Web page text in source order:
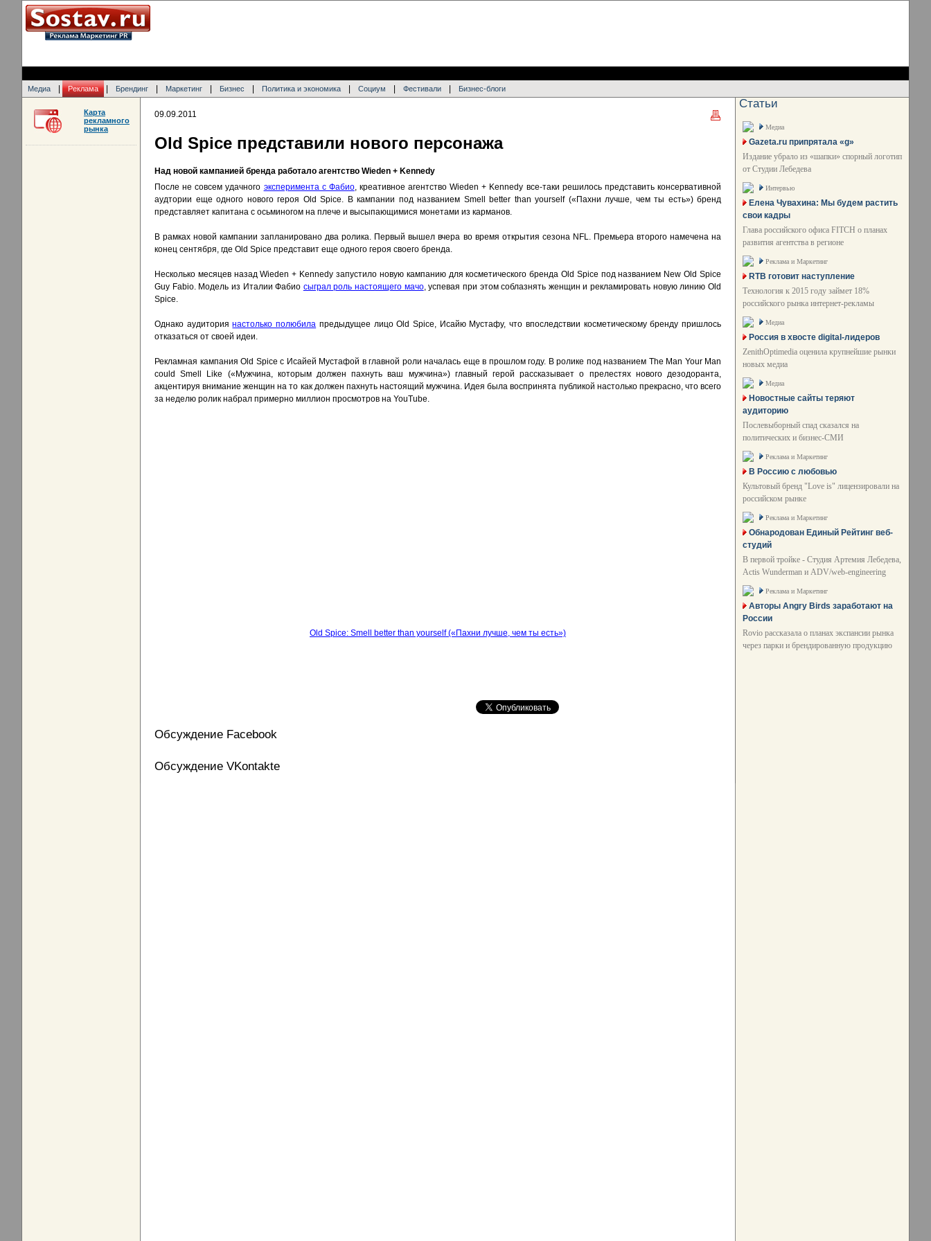
Медиа Реклама Брендинг Маркетинг Бизнес Политика и экономика Социум Фестивали Бизнес-блоги
09.09.2011
Old Spice представили нового персонажа
Над новой кампанией бренда работало агентство Wieden + Kennedy
После не совсем удачного эксперимента с Фабио, креативное агентство Wieden + Kennedy все-таки решилось представить консервативной
аудтории еще одного нового героя Old Spice. В кампании под названием Smell better than yourself («Пахни лучше, чем ты есть») бренд
представляет капитана с осьминогом на плече и высыпающимися монетами из карманов.
В рамках новой кампании запланировано два ролика. Первый вышел вчера во время открытия сезона NFL. Премьера второго намечена на
конец сентября, где Old Spice представит еще одного героя своего бренда.
Несколько месяцев назад Wieden + Kennedy запустило новую кампанию для косметического бренда Old Spice под названием New Old Spice
Guy Fabio. Модель из Италии Фабио сыграл роль настоящего мачо, успевая при этом соблазнять женщин и рекламировать новую линию Old
Spice.
Однако аудиториянастолько полюбила предыдущее лицо Old Spice, Исайю Мустафу, что впоследствии косметическому бренду пришлось
отказаться от своей идеи.
Рекламная кампания Old Spice с Исайей Мустафой в главной роли началась еще в прошлом году. В ролике под названием The Man Your Man
could Smell Like («Мужчина, которым должен пахнуть ваш мужчина») главный герой рассказывает о прелестях нового дезодоранта,
акцентируя внимание женщин на то как должен пахнуть настоящий мужчина. Идея была воспринята публикой настолько прекрасно, что всего
за неделю ролик набрал примерно миллион просмотров на YouTube.
Old Spice: Smell better than yourself («Пахни лучше, чем ты есть»)
Обсуждение Facebook
Обсуждение VKontakte
Карта
рекламного
рынка
Статьи
Медиа
Gazeta.ru припрятала «g»
Издание убрало из «шапки» спорный логотип
от Студии Лебедева
Интервью
Елена Чувахина: Мы будем растить
свои кадры
Глава российского офиса FITCH о планах
развития агентства в регионе
Реклама и Маркетинг
RTB готовит наступление
Технология к 2015 году займет 18%
российского рынка интернет-рекламы
Медиа
Россия в хвосте digital-лидеров
ZenithOptimedia оценила крупнейшие рынки
новых медиа
Медиа
Новостные сайты теряют
аудиторию
Послевыборный спад сказался на
политических и бизнес-СМИ
Реклама и Маркетинг
В Россию с любовью
Культовый бренд "Love is" лицензировали на
российском рынке
Реклама и Маркетинг
Обнародован Единый Рейтинг веб-
студий
В первой тройке - Студия Артемия Лебедева,
Actis Wunderman и ADV/web-engineering
Реклама и Маркетинг
Авторы Angry Birds заработают на
России
Rovio рассказала о планах экспансии рынка
через парки и брендированную продукцию